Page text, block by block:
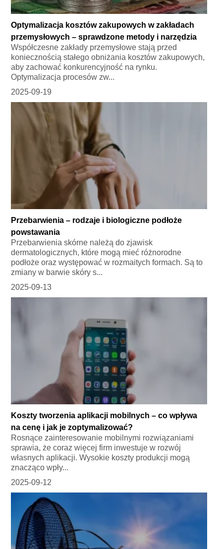
Optymalizacja kosztów zakupowych w zakładach
przemysłowych – sprawdzone metody i narzędzia
Współczesne zakłady przemysłowe stają przed
koniecznością stałego obniżania kosztów zakupowych,
aby zachować konkurencyjność na rynku.
Optymalizacja procesów zw...
2025-09-19
Przebarwienia – rodzaje i biologiczne podłoże
powstawania
Przebarwienia skórne należą do zjawisk
dermatologicznych, które mogą mieć różnorodne
podłoże oraz występować w rozmaitych formach. Są to
zmiany w barwie skóry s...
2025-09-13
Koszty tworzenia aplikacji mobilnych – co wpływa
na cenę i jak je zoptymalizować?
Rosnące zainteresowanie mobilnymi rozwiązaniami
sprawia, że coraz więcej firm inwestuje w rozwój
własnych aplikacji. Wysokie koszty produkcji mogą
znacząco wpły...
2025-09-12